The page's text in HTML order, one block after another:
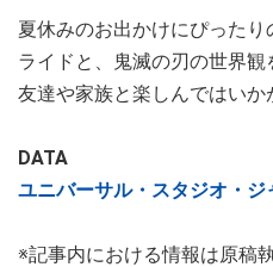
夏休みのお出かけにぴった
ライドと、鬼滅の刃の世界観
友達や家族と楽しんではいか
DATA
ユニバーサル・スタジオ・ジ
※記事内における情報は原稿